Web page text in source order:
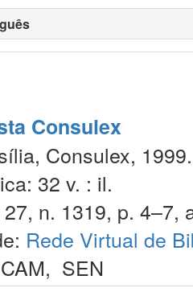
Consulex
Consulex, 1999.
32 v. : il.
n. 1319, p. 4–7,
Rede Virtual de
CAM, SEN